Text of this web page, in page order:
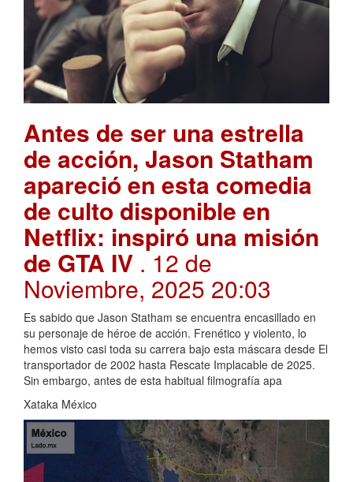
Antes de ser una estrella
de acción, Jason Statham
apareció en esta comedia
de culto disponible en
Netflix: inspiró una misión
de GTA IV . 12 de
Noviembre, 2025 20:03
Es sabido que Jason Statham se encuentra encasillado en
su personaje de héroe de acción. Frenético y violento, lo
hemos visto casi toda su carrera bajo esta máscara desde El
transportador de 2002 hasta Rescate Implacable de 2025.
Sin embargo, antes de esta habitual filmografía apa
Xataka México